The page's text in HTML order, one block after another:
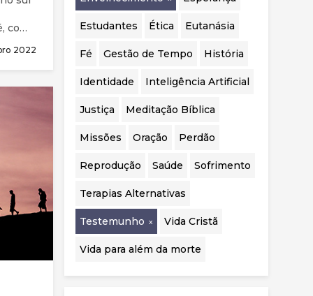
com
2022
Estudantes Ética Eutanásia
Fé Gestão de Tempo História
Identidade Inteligência Artificial
Justiça Meditação Bíblica
Missões Oração Perdão
Reprodução Saúde Sofrimento
Terapias Alternativas
Testemunho Vida Cristã
Vida para além da morte